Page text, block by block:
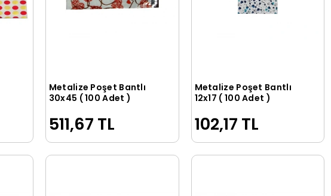
Sepete Ekle
Metalize Poşet Bantlı
30x45 ( 100 Adet )
511,67 TL
Sepete Ekle
Metalize Poşet Bantlı
12x17 ( 100 Adet )
102,17 TL